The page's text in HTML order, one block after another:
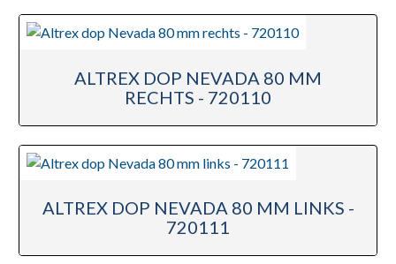
ALTREX DOP NEVADA 80 MM
RECHTS - 720110
ALTREX DOP NEVADA 80 MM LINKS -
720111